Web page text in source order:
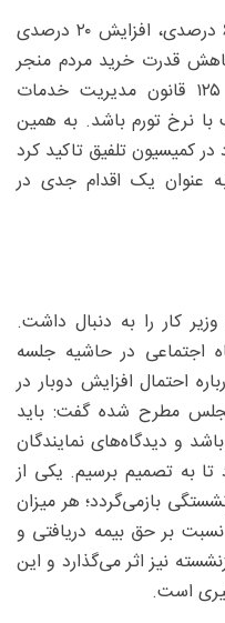
به گفته وی در شرایط تورم ۵۰ تا ۶۰ درصدی، افزایش ۲۰ درصدی
قدرت خرید مردم منجر
می‌شود در حالی که مطابق ماده ۱۲۵ قانون مدیریت خدمات
نرخ تورم باشد. به همین
کمیسیون تلفیق تاکید کرد
عنوان یک اقدام جدی در
کار را به دنبال داشت.
اجتماعی در حاشیه جلسه
احتمال افزایش دوبار در
مطرح شده گفت: باید
و دیدگاه‌های نمایندگان
تا به تصمیم برسیم. یکی از
بازمی‌گردد؛ هر میزان
بر حق بیمه دریافتی و
نیز اثر می‌گذارد و این
است.